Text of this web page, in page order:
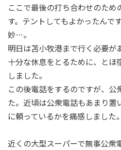
ここで最後の打ち合わせのため
す。テントしてもよかったんで
妙…。
明日は苫小牧港まで行く必要が
十分な休息をとるために、とほ
しました。
この後電話をするのですが、公
た。近頃は公衆電話もあまり置
に頼っているかを痛感しました。
近くの大型スーパーで無事公衆